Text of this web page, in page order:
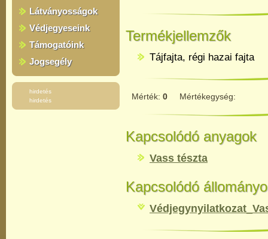
Látványosságok
Védjegyeseink
Támogatóink
Jogsegély
hirdetés
hirdetés
Termékjellemzők
Tájfajta, régi hazai fajta
Mérték: 0 Mértékegység:
Kapcsolódó anyagok
Vass tészta
Kapcsolódó